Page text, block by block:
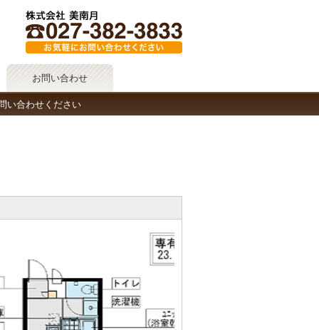
お問い合わせ
い合わせください